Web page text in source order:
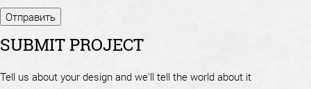
SUBMIT PROJECT
Tell us about your design and we'll tell the world about it